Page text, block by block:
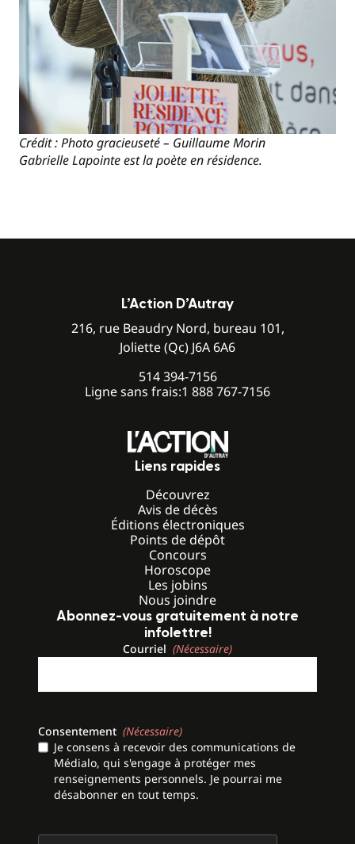
Crédit : Photo gracieuseté – Guillaume Morin
Gabrielle Lapointe est la poète en résidence.
L’Action D’Autray
216, rue Beaudry Nord, bureau 101,
Joliette (Qc) J6A 6A6
514 394-7156
Ligne sans frais:1 888 767-7156
Liens rapides
Découvrez
Avis de décès
Éditions électroniques
Points de dépôt
Concours
Horoscope
Les jobins
Nous joindre
Abonnez-vous gratuitement à notre
infolettre!
Courriel (Nécessaire)
Consentement (Nécessaire)
Je consens à recevoir des communications de
Médialo, qui s'engage à protéger mes
renseignements personnels. Je pourrai me
désabonner en tout temps.